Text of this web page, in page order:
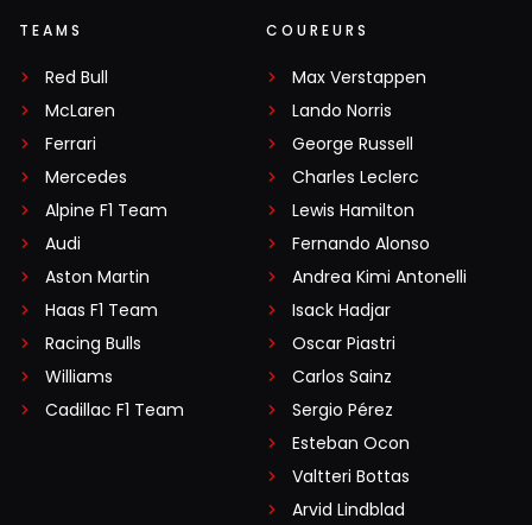
TEAMS
Red Bull
McLaren
Ferrari
Mercedes
Alpine F1 Team
Audi
Aston Martin
Haas F1 Team
Racing Bulls
Williams
Cadillac F1 Team
COUREURS
Max Verstappen
Lando Norris
George Russell
Charles Leclerc
Lewis Hamilton
Fernando Alonso
Andrea Kimi Antonelli
Isack Hadjar
Oscar Piastri
Carlos Sainz
Sergio Pérez
Esteban Ocon
Valtteri Bottas
Arvid Lindblad